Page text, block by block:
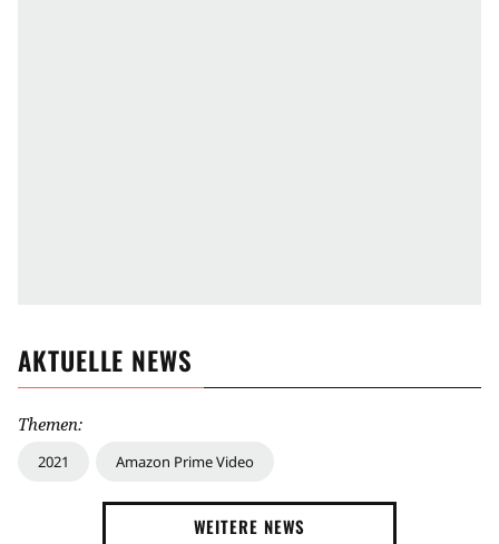
AKTUELLE NEWS
Themen:
2021 Amazon Prime Video
WEITERE NEWS